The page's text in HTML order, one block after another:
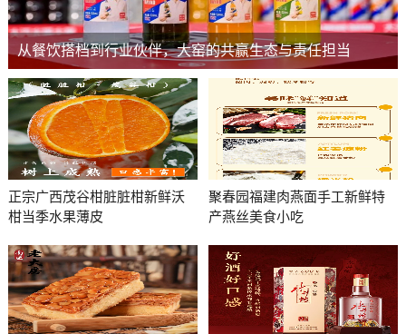
从餐饮搭档到行业伙伴，大窑的共赢生态与责任担当
正宗广西茂谷柑脏脏柑新鲜沃
柑当季水果薄皮
聚春园福建肉燕面手工新鲜特
产燕丝美食小吃